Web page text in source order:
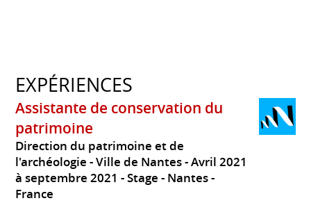
EXPÉRIENCES
Assistante de conservation du
patrimoine
Direction du patrimoine et de
l'archéologie - Ville de Nantes
Avril 2021
à septembre 2021 Stage
Nantes
France